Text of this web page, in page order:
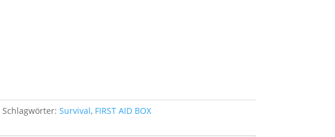
Schlagwörter:Survival, FIRST AID BOX